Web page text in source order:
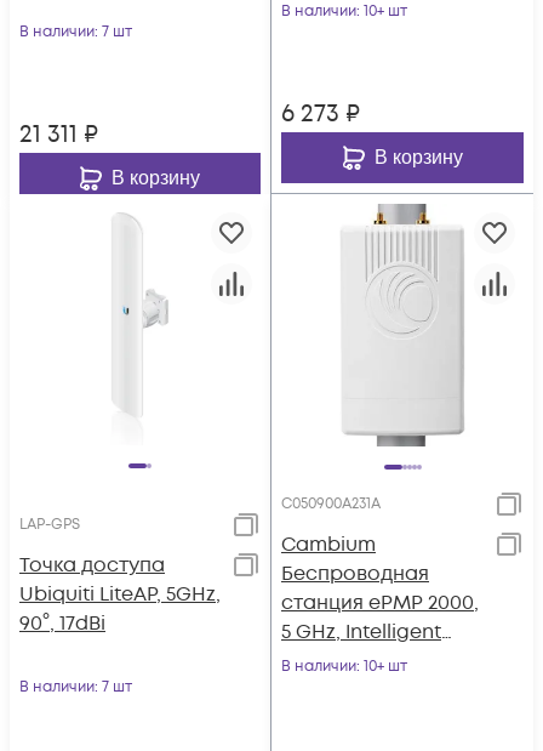
В наличии: 7 шт
21 311 ₽
В корзину
В наличии: 10+ шт
6 273 ₽
В корзину
LAP-GPS
Точка доступа
Ubiquiti LiteAP, 5GHz,
90°, 17dBi
В наличии: 7 шт
C050900A231A
Cambium
Беспроводная
станция ePMP 2000,
5 GHz, Intelligent
Filtering, GPS Sync
В наличии: 10+ шт